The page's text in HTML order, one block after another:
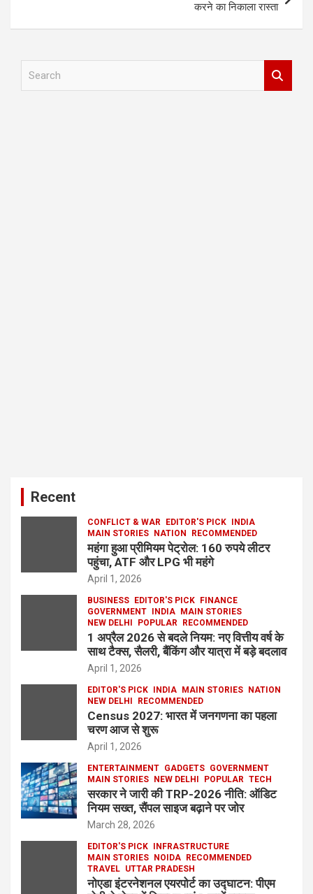
करने का निकाला रास्ता
Recent
CONFLICT & WAR EDITOR'S PICK
INDIA
MAIN STORIES
NATION RECOMMENDED
महंगा हुआ प्रीमियम पेट्रोल: 160 रुपये लीटर
पहुंचा, ATF और LPG भी महंगे
April 1, 2026
BUSINESS EDITOR'S PICK
FINANCE
GOVERNMENT
INDIA
MAIN STORIES
NEW DELHI
POPULAR RECOMMENDED
1 अप्रैल 2026 से बदले नियम: नए वित्तीय वर्ष के
साथ टैक्स, सैलरी, बैंकिंग और यात्रा में बड़े बदलाव
April 1, 2026
EDITOR'S PICK INDIA MAIN STORIES
NATION
NEW DELHI
RECOMMENDED
Census 2027: भारत में जनगणना का पहला
चरण आज से शुरू
April 1, 2026
ENTERTAINMENT GADGETS GOVERNMENT
MAIN STORIES
NEW DELHI POPULAR TECH
सरकार ने जारी की TRP-2026 नीति: ऑडिट
नियम सख्त, सैंपल साइज बढ़ाने पर जोर
March 28, 2026
EDITOR'S PICK
INFRASTRUCTURE
MAIN STORIES
NOIDA
RECOMMENDED
TRAVEL UTTAR PRADESH
नोएडा इंटरनेशनल एयरपोर्ट का उद्घाटन: पीएम